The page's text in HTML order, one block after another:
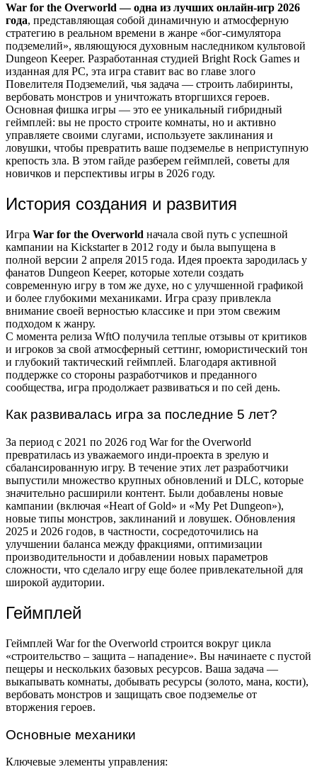
War for the Overworld — одна из лучших онлайн-игр 2026
года, представляющая собой динамичную и атмосферную
стратегию в реальном времени в жанре «бог-симулятора
подземелий», являющуюся духовным наследником культовой
Dungeon Keeper. Разработанная студией Bright Rock Games и
изданная для PC, эта игра ставит вас во главе злого
Повелителя Подземелий, чья задача — строить лабиринты,
вербовать монстров и уничтожать вторгшихся героев.
Основная фишка игры — это ее уникальный гибридный
геймплей: вы не просто строите комнаты, но и активно
управляете своими слугами, используете заклинания и
ловушки, чтобы превратить ваше подземелье в неприступную
крепость зла. В этом гайде разберем геймплей, советы для
новичков и перспективы игры в 2026 году.
История создания и развития
Игра War for the Overworld начала свой путь с успешной
кампании на Kickstarter в 2012 году и была выпущена в
полной версии 2 апреля 2015 года. Идея проекта зародилась у
фанатов Dungeon Keeper, которые хотели создать
современную игру в том же духе, но с улучшенной графикой
и более глубокими механиками. Игра сразу привлекла
внимание своей верностью классике и при этом свежим
подходом к жанру.
С момента релиза WftO получила теплые отзывы от критиков
и игроков за свой атмосферный сеттинг, юмористический тон
и глубокий тактический геймплей. Благодаря активной
поддержке со стороны разработчиков и преданного
сообщества, игра продолжает развиваться и по сей день.
Как развивалась игра за последние 5 лет?
За период с 2021 по 2026 год War for the Overworld
превратилась из уважаемого инди-проекта в зрелую и
сбалансированную игру. В течение этих лет разработчики
выпустили множество крупных обновлений и DLC, которые
значительно расширили контент. Были добавлены новые
кампании (включая «Heart of Gold» и «My Pet Dungeon»),
новые типы монстров, заклинаний и ловушек. Обновления
2025 и 2026 годов, в частности, сосредоточились на
улучшении баланса между фракциями, оптимизации
производительности и добавлении новых параметров
сложности, что сделало игру еще более привлекательной для
широкой аудитории.
Геймплей
Геймплей War for the Overworld строится вокруг цикла
«строительство – защита – нападение». Вы начинаете с пустой
пещеры и нескольких базовых ресурсов. Ваша задача —
выкапывать комнаты, добывать ресурсы (золото, мана, кости),
вербовать монстров и защищать свое подземелье от
вторжения героев.
Основные механики
Ключевые элементы управления: